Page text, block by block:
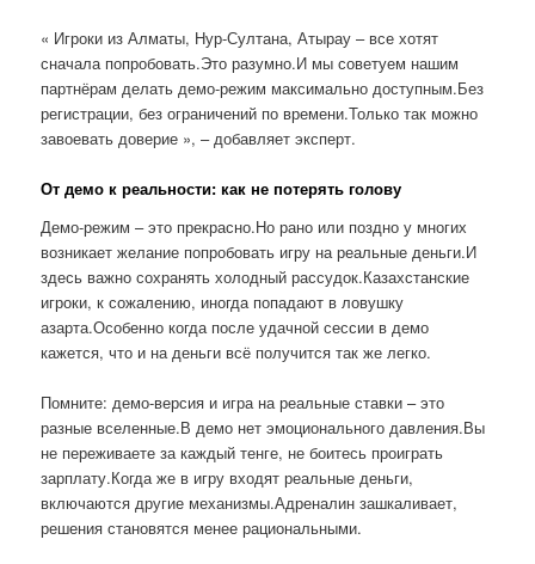
« Игроки из Алматы, Нур-Султана, Атырау – все хотят
сначала попробовать.Это разумно.И мы советуем нашим
партнёрам делать демо-режим максимально доступным.Без
регистрации, без ограничений по времени.Только так можно
завоевать доверие », – добавляет эксперт.
От демо к реальности: как не потерять голову
Демо-режим – это прекрасно.Но рано или поздно у многих
возникает желание попробовать игру на реальные деньги.И
здесь важно сохранять холодный рассудок.Казахстанские
игроки, к сожалению, иногда попадают в ловушку
азарта.Особенно когда после удачной сессии в демо
кажется, что и на деньги всё получится так же легко.
Помните: демо-версия и игра на реальные ставки – это
разные вселенные.В демо нет эмоционального давления.Вы
не переживаете за каждый тенге, не боитесь проиграть
зарплату.Когда же в игру входят реальные деньги,
включаются другие механизмы.Адреналин зашкаливает,
решения становятся менее рациональными.